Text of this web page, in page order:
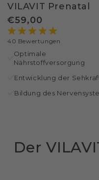
VILAVIT Prenatal
Regulärer
Preis
€59,00
40 Bewertungen
Optimale
Nährstoffversorgung
Entwicklung der
Bildung des
Der